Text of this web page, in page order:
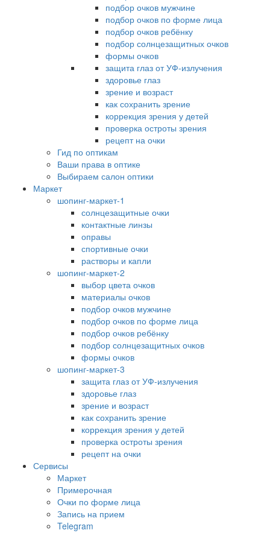
подбор очков мужчине
подбор очков по форме лица
подбор очков ребёнку
подбор солнцезащитных очков
формы очков
защита глаз от УФ-излучения
здоровье глаз
зрение и возраст
как сохранить зрение
коррекция зрения у детей
проверка остроты зрения
рецепт на очки
Гид по оптикам
Ваши права в оптике
Выбираем салон оптики
Маркет
шопинг-маркет-1
солнцезащитные очки
контактные линзы
оправы
спортивные очки
растворы и капли
шопинг-маркет-2
выбор цвета очков
материалы очков
подбор очков мужчине
подбор очков по форме лица
подбор очков ребёнку
подбор солнцезащитных очков
формы очков
шопинг-маркет-3
защита глаз от УФ-излучения
здоровье глаз
зрение и возраст
как сохранить зрение
коррекция зрения у детей
проверка остроты зрения
рецепт на очки
Сервисы
Маркет
Примерочная
Очки по форме лица
Запись на прием
Telegram